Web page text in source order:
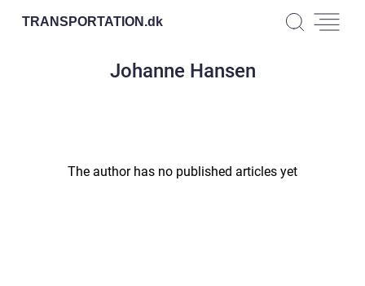
TRANSPORTATION.dk
Johanne Hansen
The author has no published articles yet